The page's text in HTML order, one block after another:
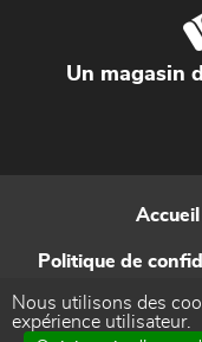
Un magasin
Accueil
Politique de
Nous utilisons des
expérience utilisateur.